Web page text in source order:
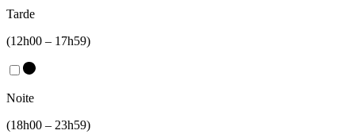
Tarde
(12h00 – 17h59)
Noite
(18h00 – 23h59)